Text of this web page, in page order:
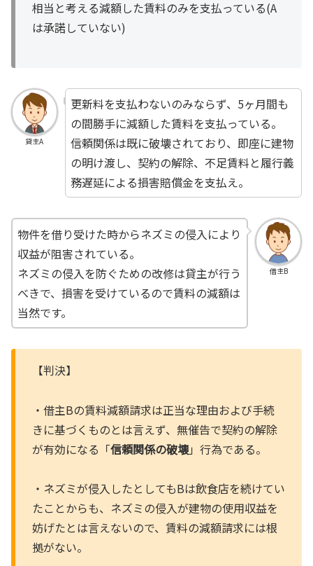
相当と考える減額した賃料のみを支払っている(A
は承諾していない)
貸主A
更新料を支払わないのみならず、5ヶ月間も
の間勝手に減額した賃料を支払っている。
信頼関係は既に破壊されており、即座に建物
の明け渡し、契約の解除、不足賃料と履行義
務遅延による損害賠償金を支払え。
借主B
物件を借り受けた時からネズミの侵入により
収益が阻害されている。
ネズミの侵入を防ぐための改修は貸主が行う
べきで、損害を受けているので賃料の減額は
当然です。
【判決】
・借主Bの賃料減額請求は正当な理由および手続
きに基づくものとは言えず、無催告で契約の解除
が有効になる「信頼関係の破壊」行為である。
・ネズミが侵入したとしてもBは飲食店を続けてい
たことからも、ネズミの侵入が建物の使用収益を
妨げたとは言えないので、賃料の減額請求には根
拠がない。